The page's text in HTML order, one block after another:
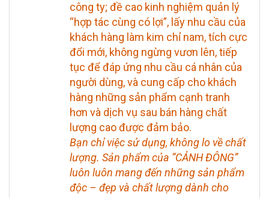
công ty; đề cao kinh nghiệm quản lý
“hợp tác cùng có lợi”, lấy nhu cầu của
khách hàng làm kim chỉ nam, tích cực
đổi mới, không ngừng vươn lên, tiếp
tục để đáp ứng nhu cầu cá nhân của
người dùng, và cung cấp cho khách
hàng những sản phẩm cạnh tranh
hơn và dịch vụ sau bán hàng chất
lượng cao được đảm bảo.
Bạn chỉ việc sử dụng, không lo về chất
lượng. Sản phẩm của “CẢNH ĐÔNG”
luôn luôn mang đến những sản phẩm
độc – đẹp và chất lượng dành cho